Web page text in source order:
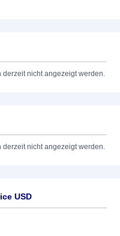
derzeit nicht angezeigt werden.
derzeit nicht angezeigt werden.
USD